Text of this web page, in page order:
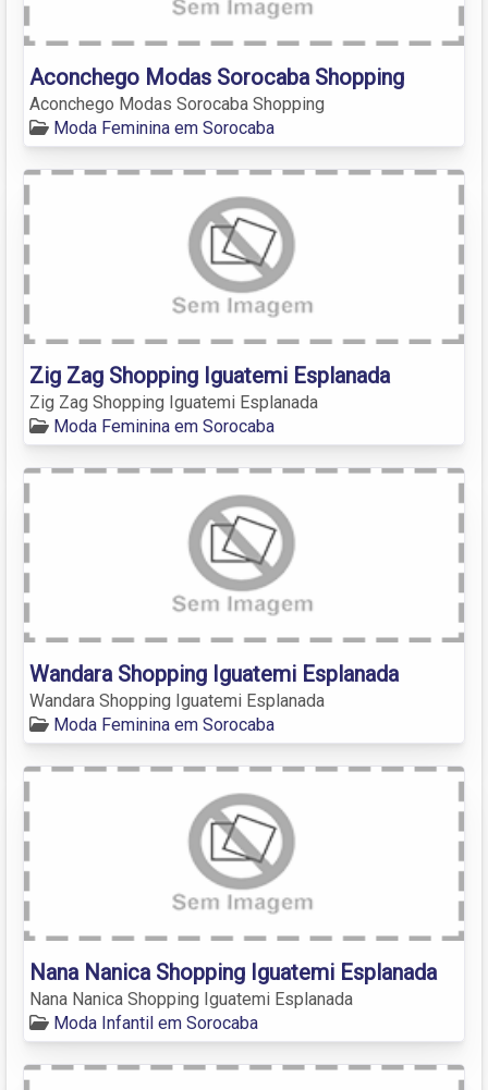
Aconchego Modas Sorocaba Shopping
Aconchego Modas Sorocaba Shopping
Moda Feminina em Sorocaba
Zig Zag Shopping Iguatemi Esplanada
Zig Zag Shopping Iguatemi Esplanada
Moda Feminina em Sorocaba
Wandara Shopping Iguatemi Esplanada
Wandara Shopping Iguatemi Esplanada
Moda Feminina em Sorocaba
Nana Nanica Shopping Iguatemi Esplanada
Nana Nanica Shopping Iguatemi Esplanada
Moda Infantil em Sorocaba